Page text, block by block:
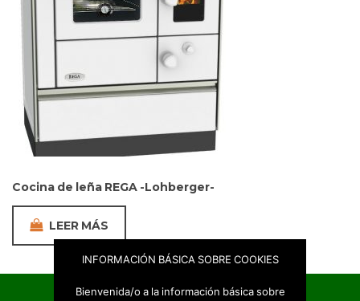
Cocina de leña REGA -Lohberger-
LEER MÁS
INFORMACIÓN BÁSICA SOBRE COOKIES
Bienvenida/o a la información básica sobre